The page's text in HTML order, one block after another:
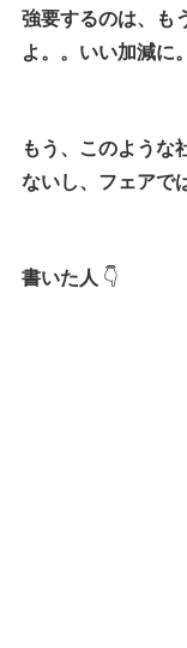
強要するのは、も
よ。。いい加減に
もう、このような
ないし、フェアで
書いた人 👇